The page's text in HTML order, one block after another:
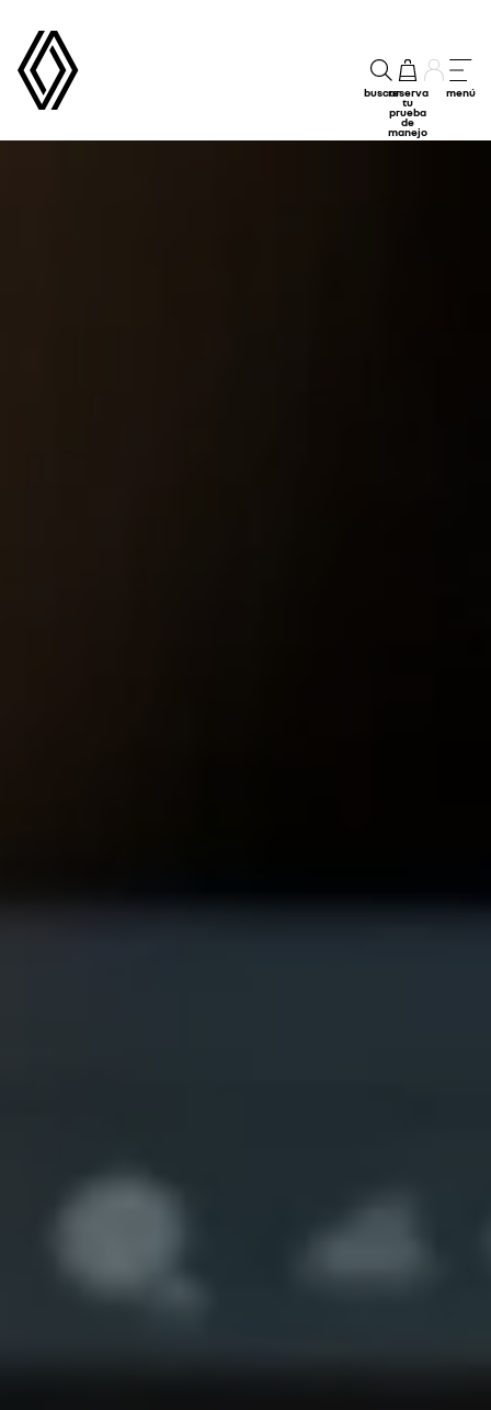
buscarreserva
tu
prueba
de
manejo
menú